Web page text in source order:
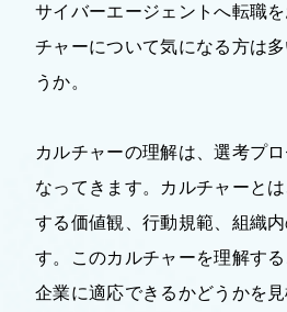
サイバーエージェントへ転職
チャーについて気になる方は
うか。
カルチャーの理解は、選考プ
なってきます。カルチャーと
する価値観、行動規範、組織
す。このカルチャーを理解す
企業に適応できるかどうかを